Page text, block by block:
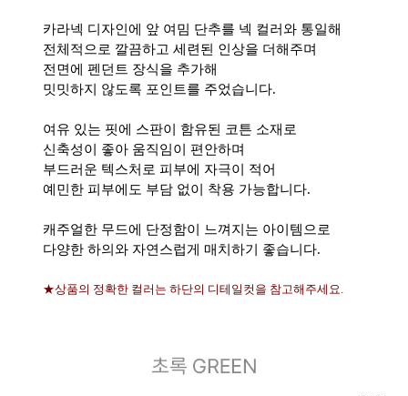
카라넥 디자인에 앞 여밈 단추를 넥 컬러와 통일해
전체적으로 깔끔하고 세련된 인상을 더해주며
전면에 펜던트 장식을 추가해
밋밋하지 않도록 포인트를 주었습니다.
여유 있는 핏에 스판이 함유된 코튼 소재로
신축성이 좋아 움직임이 편안하며
부드러운 텍스처로 피부에 자극이 적어
예민한 피부에도 부담 없이 착용 가능합니다.
캐주얼한 무드에 단정함이 느껴지는 아이템으로
다양한 하의와 자연스럽게 매치하기 좋습니다.
★상품의 정확한 컬러는 하단의 디테일컷을 참고해주세요.